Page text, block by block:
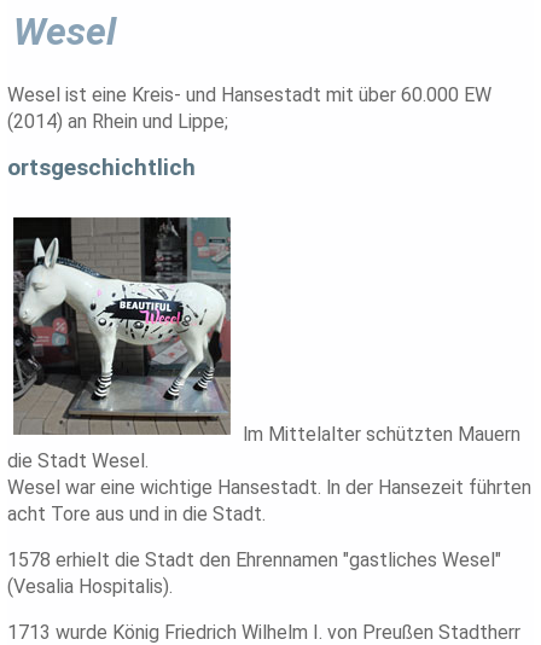
Wesel
Wesel ist eine Kreis- und Hansestadt mit über 60.000 EW
(2014) an Rhein und Lippe;
ortsgeschichtlich
lm Mittelalter schützten Mauern
die Stadt Wesel.
Wesel war eine wichtige Hansestadt. ln der Hansezeit führten
acht Tore aus und in die Stadt.
1578 erhielt die Stadt den Ehrennamen "gastliches Wesel"
(Vesalia Hospitalis).
1713 wurde König Friedrich Wilhelm I. von Preußen Stadtherr